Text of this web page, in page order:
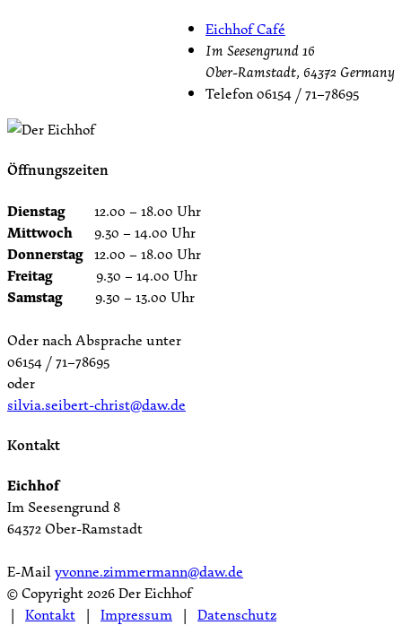
Eichhof Café
Im Seesengrund 16
Ober-Ramstadt, 64372 Germany
Telefon06154 / 71–78695
Öffnungszeiten
Dienstag 12.00 – 18.00 Uhr
Mittwoch 9.30 – 14.00 Uhr
Donnerstag 12.00 – 18.00 Uhr
Freitag 9.30 – 14.00 Uhr
Samstag 9.30 – 13.00 Uhr
Oder nach Absprache unter
06154 / 71–78695
oder
silvia.seibert-christ@daw.de
Kontakt
Eichhof
Im Seesengrund 8
64372 Ober-Ramstadt
E-Mailyvonne.zimmermann@daw.de
© Copyright2026 Der Eichhof
| Kontakt | Impressum | Datenschutz